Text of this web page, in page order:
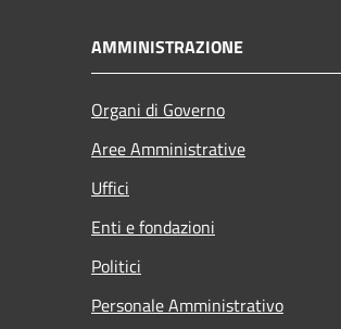
AMMINISTRAZIONE
Organi di Governo
Aree Amministrative
Uffici
Enti e fondazioni
Politici
Personale Amministrativo